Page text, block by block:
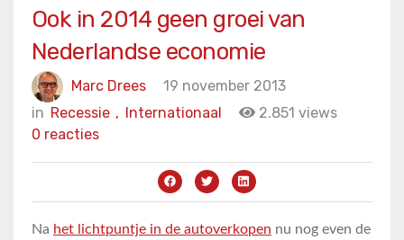
Ook in 2014 geen groei van
Nederlandse economie
Marc Drees
19 november 2013
in
Internationaal
Recessie ,
2.851 views
0 reacties
Na het lichtpuntje in de autoverkopen nu nog even de